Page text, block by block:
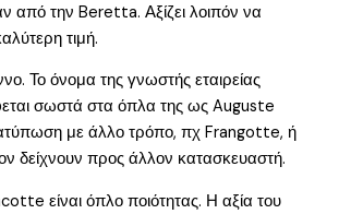
από την Beretta. Αξίζει λοιπόν να
τιμή.
Το όνομα της γνωστής εταιρείας
σωστά στα όπλα της ως Auguste
με άλλο τρόπο, πχ Frangotte, ή
δείχνουν προς άλλον κατασκευαστή.
είναι όπλο ποιότητας. Η αξία του